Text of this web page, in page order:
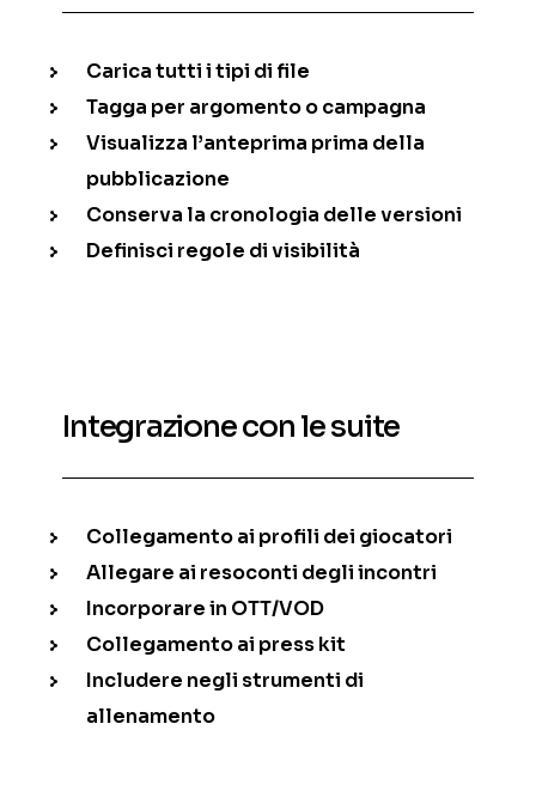
Carica tutti i tipi di file
Tagga per argomento o campagna
Visualizza l’anteprima prima della
pubblicazione
Conserva la cronologia delle versioni
Definisci regole di visibilità
Integrazione con le suite
Collegamento ai profili dei giocatori
Allegare ai resoconti degli incontri
Incorporare in OTT/VOD
Collegamento ai press kit
Includere negli strumenti di
allenamento